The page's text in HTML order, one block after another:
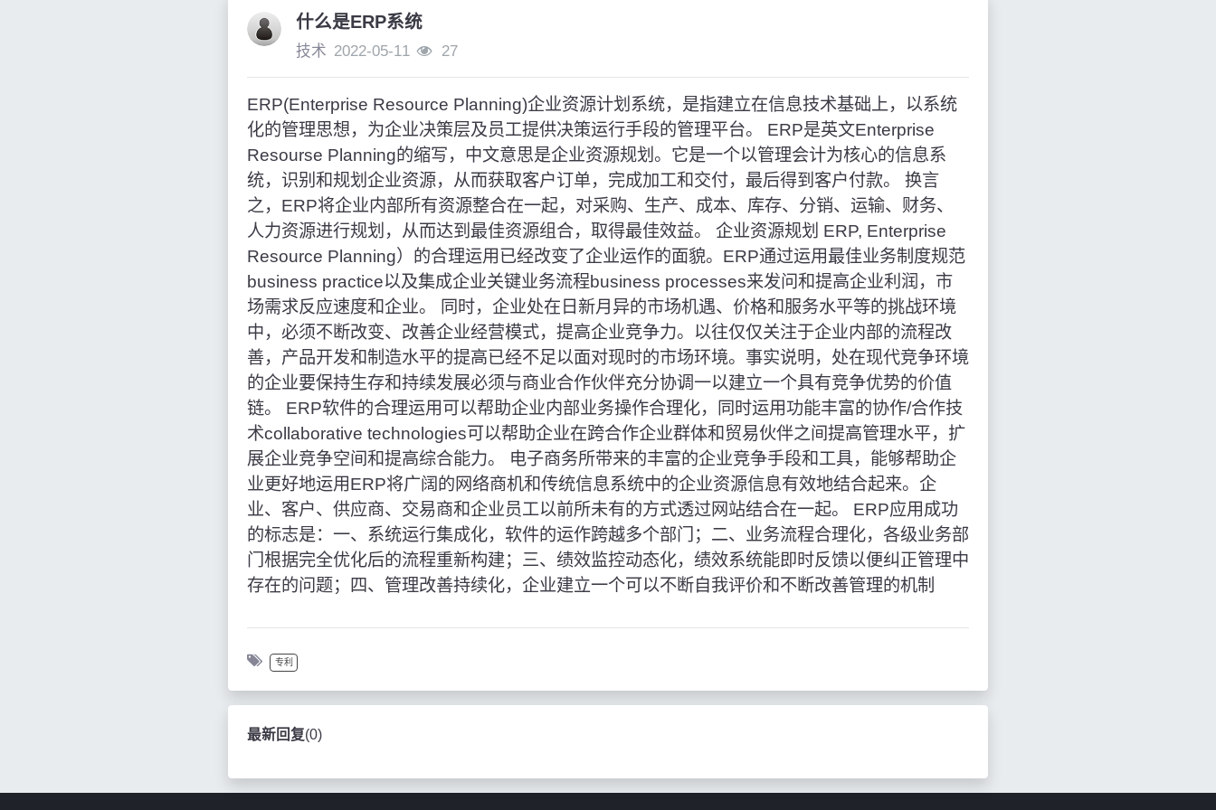
什么是ERP系统
技术 2022-05-11 27
ERP(Enterprise Resource Planning)企业资源计划系统，是指建立在信息技术基础上，以系统
化的管理思想，为企业决策层及员工提供决策运行手段的管理平台。 ERP是英文Enterprise
Resourse Planning的缩写，中文意思是企业资源规划。它是一个以管理会计为核心的信息系
统，识别和规划企业资源，从而获取客户订单，完成加工和交付，最后得到客户付款。 换言
之，ERP将企业内部所有资源整合在一起，对采购、生产、成本、库存、分销、运输、财务、
人力资源进行规划，从而达到最佳资源组合，取得最佳效益。 企业资源规划 ERP, Enterprise
Resource Planning）的合理运用已经改变了企业运作的面貌。ERP通过运用最佳业务制度规范
business practice以及集成企业关键业务流程business processes来发问和提高企业利润，市
场需求反应速度和企业。 同时，企业处在日新月异的市场机遇、价格和服务水平等的挑战环境
中，必须不断改变、改善企业经营模式，提高企业竞争力。以往仅仅关注于企业内部的流程改
善，产品开发和制造水平的提高已经不足以面对现时的市场环境。事实说明，处在现代竞争环境
的企业要保持生存和持续发展必须与商业合作伙伴充分协调一以建立一个具有竞争优势的价值
链。 ERP软件的合理运用可以帮助企业内部业务操作合理化，同时运用功能丰富的协作/合作技
术collaborative technologies可以帮助企业在跨合作企业群体和贸易伙伴之间提高管理水平，扩
展企业竞争空间和提高综合能力。 电子商务所带来的丰富的企业竞争手段和工具，能够帮助企
业更好地运用ERP将广阔的网络商机和传统信息系统中的企业资源信息有效地结合起来。企
业、客户、供应商、交易商和企业员工以前所未有的方式透过网站结合在一起。 ERP应用成功
的标志是：一、系统运行集成化，软件的运作跨越多个部门；二、业务流程合理化，各级业务部
门根据完全优化后的流程重新构建；三、绩效监控动态化，绩效系统能即时反馈以便纠正管理中
存在的问题；四、管理改善持续化，企业建立一个可以不断自我评价和不断改善管理的机制
专利
最新回复(0)